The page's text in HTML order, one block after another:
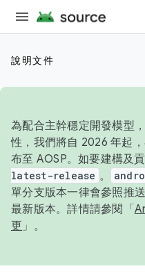
說明文件
為配合主幹穩定開發模型
性，我們將自 2026 年起
布至 AOSP。如要建構及
latest-release 。
單分支版本一律會參照推
最新版本。詳情請參閱「
更 」。